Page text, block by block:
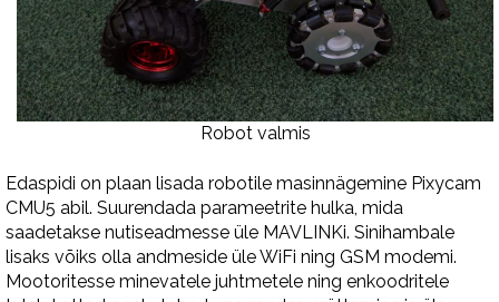
Robot valmis
Edaspidi on plaan lisada robotile masinnägemine Pixycam
CMU5 abil. Suurendada parameetrite hulka, mida
saadetakse nutiseadmesse üle MAVLINKi. Sinihambale
lisaks võiks olla andmeside üle WiFi ning GSM modemi.
Mootoritesse minevatele juhtmetele ning enkoodritele